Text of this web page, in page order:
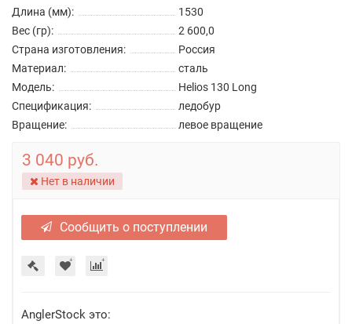
Длина (мм):
1530
Вес (гр):
2 600,0
Страна изготовления:
Россия
Материал:
сталь
Модель:
Helios 130 Long
Спецификация:
ледобур
Вращение:
левое вращение
3 040 руб.
Нет в наличии
Сообщить о поступлении
AnglerStock это: